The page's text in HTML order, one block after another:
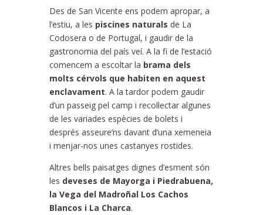
Des de San Vicente ens podem apropar, a
l’estiu, a les piscines naturals de La
Codosera o de Portugal, i gaudir de la
gastronomia del país veí. A la fi de l’estació
comencem a escoltar la brama dels
molts cérvols que habiten en aquest
enclavament. A la tardor podem gaudir
d’un passeig pel camp i recol·lectar algunes
de les variades espècies de bolets i
després asseure’ns davant d’una xemeneia
i menjar-nos unes castanyes rostides.
Altres bells paisatges dignes d’esment són
les deveses de Mayorga i Piedrabuena,
la Vega del Madroñal Los Cachos
Blancos i La Charca.